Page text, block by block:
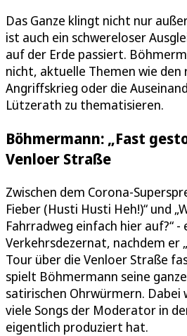
Das Ganze klingt nicht nur
ist auch ein schwereloser
auf der Erde passiert.
nicht, aktuelle Themen wie den
Angriffskrieg oder die
Lützerath zu thematisieren.
Böhmermann: „Fast
Venloer Straße
Zwischen dem Corona-
Fieber (Husti Husti Heh!)“ und
Fahrradweg einfach hier auf?“
Verkehrsdezernat, nachdem er
Tour über die Venloer Straße
spielt Böhmermann seine
satirischen Ohrwürmern. Dabei
viele Songs der Moderator in
eigentlich produziert hat.